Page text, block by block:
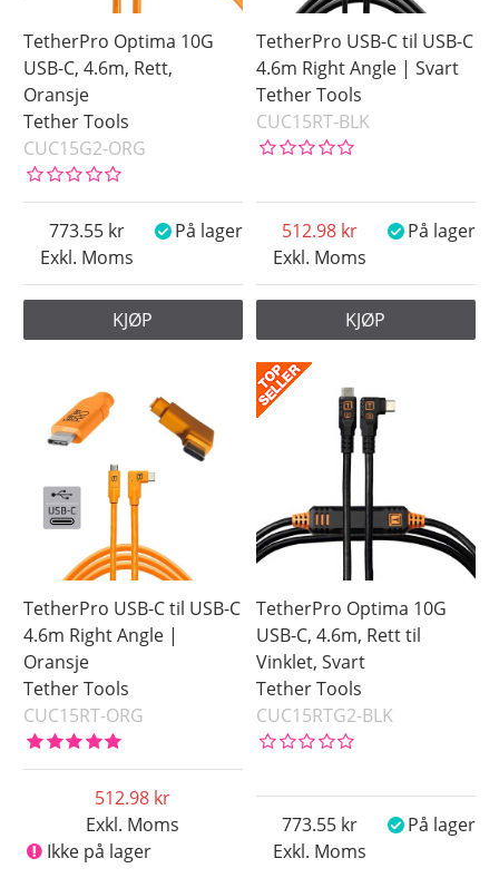
TetherPro Optima 10G
USB-C, 4.6m, Rett,
Oransje
Tether Tools
CUC15G2-ORG
Exkl. Moms
773.55 På lager
KJØP
TetherPro USB-C til USB-C
4.6m Right Angle | Svart
Tether Tools
CUC15RT-BLK
Exkl. Moms
512.98 På lager
KJØP
TetherPro USB-C til USB-C
4.6m Right Angle |
Oransje
Tether Tools
CUC15RT-ORG
Exkl. Moms
512.98
Ikke på lager
TetherPro Optima 10G
USB-C, 4.6m, Rett til
Vinklet, Svart
Tether Tools
CUC15RTG2-BLK
Exkl. Moms
773.55 På lager